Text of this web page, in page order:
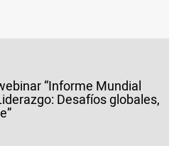
“Informe Mundial
Desafíos globales,